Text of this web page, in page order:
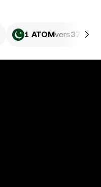
1 ATOMvers375,24